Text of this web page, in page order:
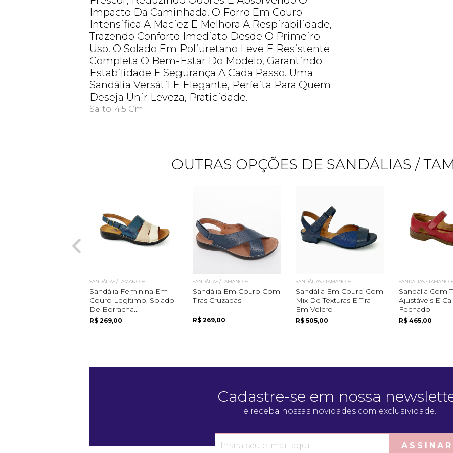
Impacto Da Caminhada. O Forro Em Couro
Intensifica A Maciez E Melhora A Respirabilidade,
Trazendo Conforto Imediato Desde O Primeiro
Uso. O Solado Em Poliuretano Leve E Resistente
Completa O Bem-Estar Do Modelo, Garantindo
Estabilidade E Segurança A Cada Passo. Uma
Sandália Versátil E Elegante, Perfeita Para Quem
Deseja Unir Leveza, Praticidade.
Salto: 4,5 Cm
OUTRAS OPÇÕES DE SANDÁLIAS /
SANDÁLIAS / TAMANCOS
Sandália Feminina Em
Couro Legítimo, Solado
De Borracha...
R$ 269,00
SANDÁLIAS / TAMANCOS
Sandália Em Couro Com
Tiras Cruzadas
R$ 269,00
SANDÁLIAS / TAMANCOS
Sandália Em Couro Com
Mix De Texturas E Tira
Em Velcro
R$ 505,00
SANDÁLIAS /
Sandália Com
Ajustáveis E
Fechado
R$ 465,00
Cadastre-se em nossa
e receba nossas novidades com exclusividade.
ASSINAR